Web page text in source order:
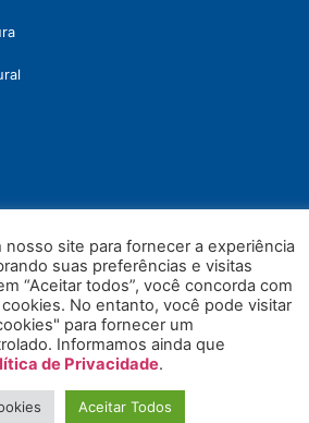
os Direitos Reservados.
nosso site para fornecer a experiência
suas preferências e visitas
“Aceitar todos”, você concorda com
No entanto, você pode visitar
para fornecer um
Informamos ainda que
de Privacidade.
Aceitar Todos